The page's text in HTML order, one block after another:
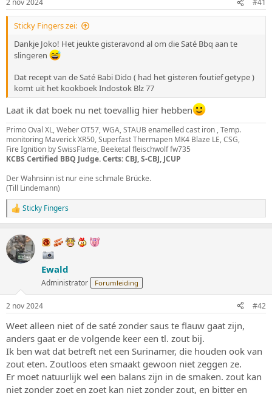
s
t
a
r
e
r
m
2 nov 2024 #41
Sticky Fingers zei:
Dankje Joko! Het jeukte gisteravond al om die Saté Bbq aan te
slingeren
Dat recept van de Saté Babi Dido ( had het gisteren foutief getype )
komt uit het kookboek Indostok Blz 77
Laat ik dat boek nu net toevallig hier hebben
Primo Oval XL, Weber OT57, WGA, STAUB enamelled cast iron , Temp.
monitoring Maverick XR50, Superfast Thermapen MK4 Blaze LE, CSG,
Fire Ignition by SwissFlame, Beeketal fleischwolf fw735
KCBS Certified BBQ Judge. Certs: CBJ, S-CBJ, JCUP
Der Wahnsinn ist nur eine schmale Brücke.
(Till Lindemann)
W
a
r
d
e
e
:
Sticky Fingers
Ewald
Administrator Forumleiding
2 nov 2024 #42
Weet alleen niet of de saté zonder saus te flauw gaat zijn,
anders gaat er de volgende keer een tl. zout bij.
Ik ben wat dat betreft net een Surinamer, die houden ook van
zout eten. Zoutloos eten smaakt gewoon niet zeggen ze.
Er moet natuurlijk wel een balans zijn in de smaken. zout kan
niet zonder zoet en zoet kan niet zonder zout, en bitter en